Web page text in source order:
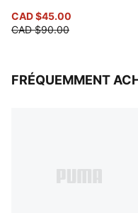
CAD $45.00
CAD $90.00
FRÉQUEMMENT